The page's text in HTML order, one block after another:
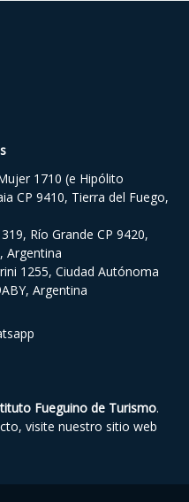
1710 (e Hipólito
CP 9410, Tierra del Fuego,
Río Grande CP 9420,
Argentina
1255, Ciudad Autónoma
Argentina
Fueguino de Turismo.
visite nuestrositio web